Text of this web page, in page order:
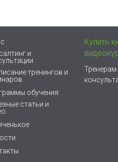
и
тренингов и
обучения
статьи и
Купить
Тренерам